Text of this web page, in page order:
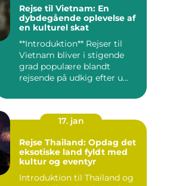
Rejse til Vietnam: En
dybdegående oplevelse af
en kulturel skat
**Introduktion** Rejser til
Vietnam bliver i stigende
grad populære blandt
rejsende på udkig efter u...
17. jan
Rejse Thailand: Opdag det
eksotiske land fyldt med
kultur og eventyr
Introduktion til Thailand og